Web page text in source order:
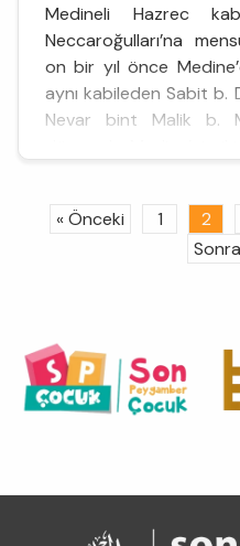
Medineli Hazrec
Neccaroğulları’na
on bir yıl önce
aynı kabileden Sabit b.
Nevar bint Malik b.
« Önceki
1 2